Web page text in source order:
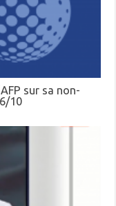
sur sa non-
10